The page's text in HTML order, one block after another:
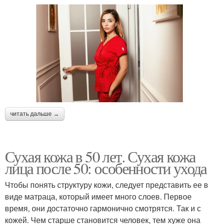
читать дальше →
Сухая кожа в 50 лет. Сухая кожа
лица после 50: особенности ухода
Чтобы понять структуру кожи, следует представить ее в
виде матраца, который имеет много слоев. Первое
время, они достаточно гармонично смотрятся. Так и с
кожей. Чем старше становится человек, тем хуже она